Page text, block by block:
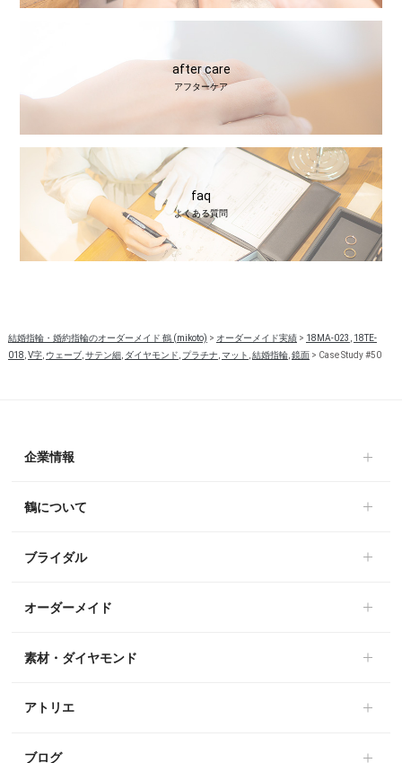
after care
アフターケア
faq
よくある質問
結婚指輪・婚約指輪のオーダーメイド 鶴 (mikoto) > オーダーメイド実績> 18MA-023
18TE-
018 V字, ウェーブ, サテン細, ダイヤモンド プラチナ マット 結婚指輪, 鏡面> Case Study #50
企業情報
鶴について
ブライダル
オーダーメイド
素材・ダイヤモンド
アトリエ
ブログ